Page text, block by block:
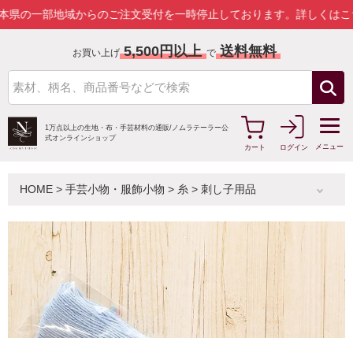
地域からのご注文受付を一時停止しております。詳しくはこちら
お買い上げ 5,500円以上 で 送料無料
1万点以上の生地・布・手芸材料の通販/ ノムラテーラー公
式オンラインショップ
カート
ログイン メニュー
HOME > 手芸小物・服飾小物 > 糸 > 刺し子用品